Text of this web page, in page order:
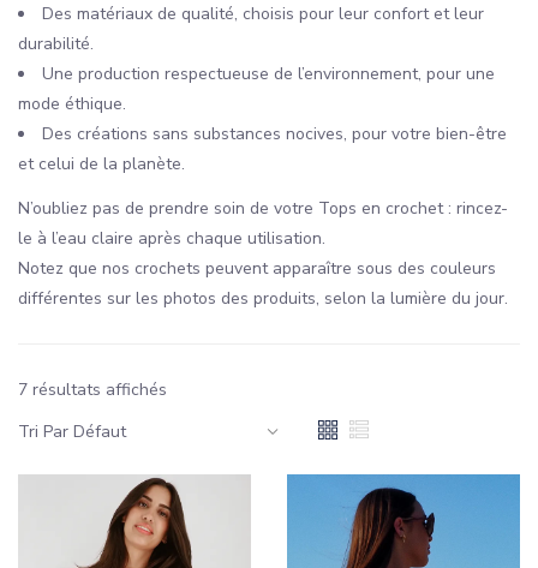
Des matériaux de qualité, choisis pour leur confort et leur
durabilité.
Une production respectueuse de l’environnement, pour une
mode éthique.
Des créations sans substances nocives, pour votre bien-être
et celui de la planète.
N’oubliez pas de prendre soin de votre Tops en crochet : rincez-
le à l’eau claire après chaque utilisation.
Notez que nos crochets peuvent apparaître sous des couleurs
différentes sur les photos des produits, selon la lumière du jour.
7 résultats affichés